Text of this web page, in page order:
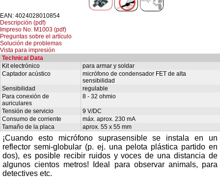
EAN: 4024028010854
Descripción (pdf)
Impreso No. M1003 (pdf)
Preguntas sobre el artículo
Solución de problemas
Vista para impresión
Technical Data
Kit electrónico
para armar y soldar
Captador acústico
micrófono de condensador FET de alta
sensibilidad
Sensibilidad
regulable
Para conexión de
auriculares
8 - 32 ohmio
Tensión de servicio
9 V/DC
Consumo de corriente
máx. aprox. 230 mA
Tamaño de la placa
aprox. 55 x 55 mm
¡Cuando esto micrófono suprasensible se instala en un
reflector semi-globular (p. ej. una pelota plástica partido en
dos), es posible recibir ruidos y voces de una distancia de
algunos cientos metros! Ideal para observar animals, para
detectives etc.